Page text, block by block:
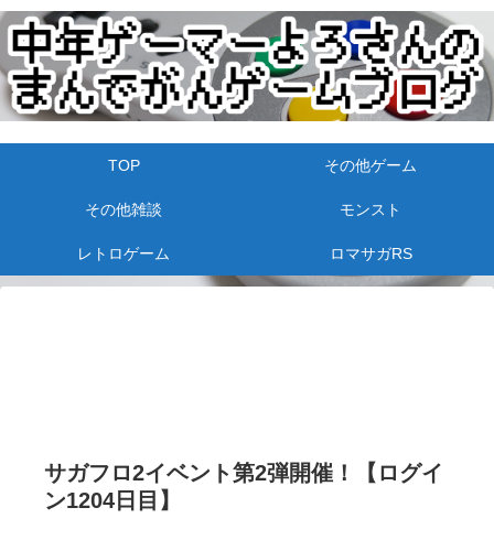
TOP その他ゲーム
その他雑談 モンスト
レトロゲーム ロマサガRS
サガフロ2イベント第2弾開催！【ログイ
ン1204日目】